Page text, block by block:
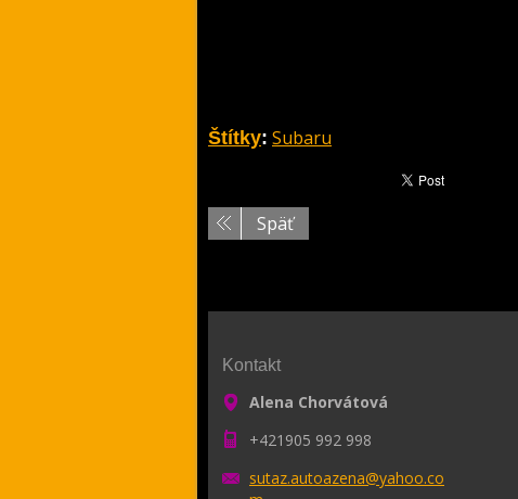
Štítky: Subaru
Späť
Kontakt
Alena Chorvátová
+421905 992 998
sutaz.autoazena@yahoo.co